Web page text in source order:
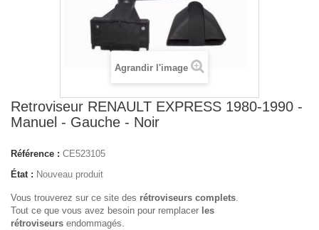
Agrandir l'image
Retroviseur RENAULT EXPRESS 1980-1990 -
Manuel - Gauche - Noir
Référence : CE523105
État : Nouveau produit
Vous trouverez sur ce site des rétroviseurs complets.
Tout ce que vous avez besoin pour remplacer les
rétroviseurs endommagés.